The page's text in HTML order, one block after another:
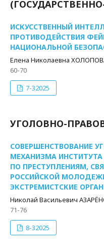
ИСКУССТВЕННЫЙ
ПРОТИВОДЕЙСТВИЯ
НАЦИОНАЛЬНОЙ
Елена Николаевна
60-70
7-32025
УГОЛОВНО-
СОВЕРШЕНСТВОВАНИЕ
МЕХАНИЗМА
ПО ПРЕСТУПЛЕНИЯМ,
РОССИЙСКОЙ
ЭКСТРЕМИСТСКИЕ
Николай Васильевич
71-76
8-32025